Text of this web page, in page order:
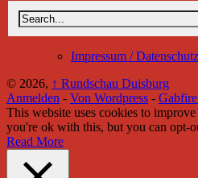
Impressum / Datenschutz
© 2026, ↑ Rundschau Duisburg
Anmelden - Von Wordpress -
This website uses cookies to
you're ok with this, but you can opt-
Read More